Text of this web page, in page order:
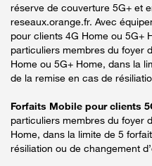
réserve de couverture 5G+ et
reseaux.orange.fr. Avec
pour clients 4G Home ou 5G+
particuliers membres du foyer
Home ou 5G+ Home, dans la
de la remise en cas de
Forfaits Mobile pour clients
particuliers membres du foyer
Home, dans la limite de 5
résiliation ou de changement